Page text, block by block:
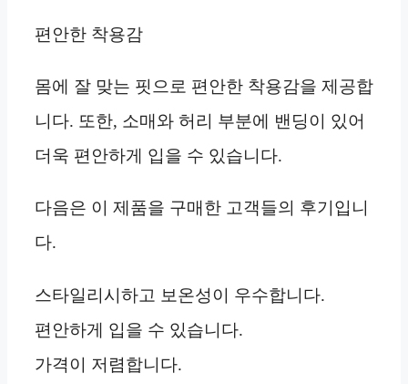
편안한 착용감
몸에 잘 맞는 핏으로 편안한 착용감을 제공합
니다. 또한, 소매와 허리 부분에 밴딩이 있어
더욱 편안하게 입을 수 있습니다.
다음은 이 제품을 구매한 고객들의 후기입니
다.
스타일리시하고 보온성이 우수합니다.
편안하게 입을 수 있습니다.
가격이 저렴합니다.